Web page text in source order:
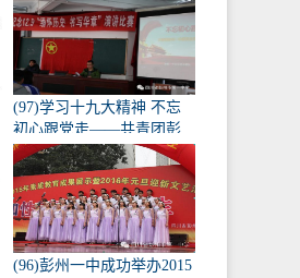
(97)学习十九大精神 不忘
初心跟党走——共青团彭
州一中委员会学习十九大
精神宣讲会
(96)彭州一中成功举办2015